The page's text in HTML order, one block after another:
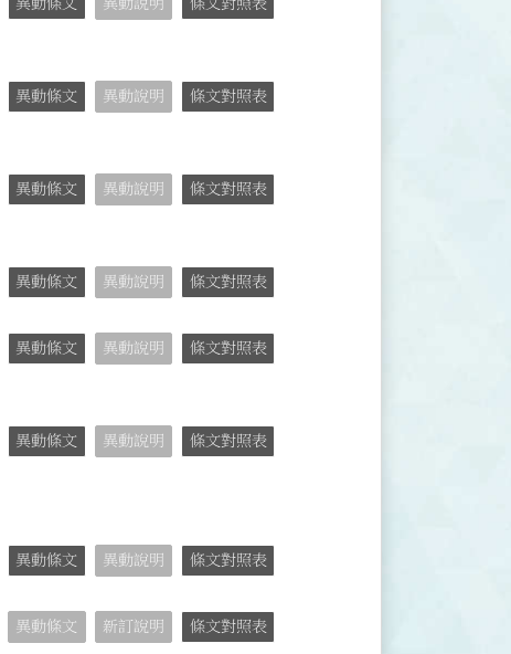
異動條文 異動說明 條文對照表
異動條文 異動說明 條文對照表
異動條文 異動說明 條文對照表
異動條文 異動說明 條文對照表
異動條文 異動說明 條文對照表
異動條文 異動說明 條文對照表
異動條文 異動說明 條文對照表
異動條文 新訂說明 條文對照表